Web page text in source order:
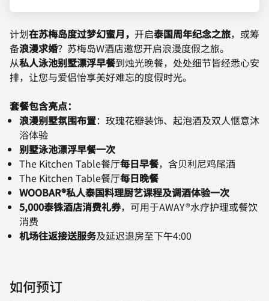
计划在苏梅岛度过梦幻蜜月， 开启泰国周年纪念之旅，或筹
备浪漫求婚？苏梅岛W酒店邀您开启浪漫度假之旅。
从私人泳池别墅漂浮早餐到烛光晚餐，处处细节皆经悉心安
排，让您与爱侣怡享美好难忘的度假时光。
套餐包含亮点：
浪漫别墅氛围布置：玫瑰花瓣装饰、起泡酒及双人惬意沐
浴体验
别墅泳池漂浮早餐一次
The Kitchen Table餐厅每日早餐，含贝利尼鸡尾酒
The Kitchen Table餐厅每日晚餐
WOOBAR®私人泰国料理厨艺课程及调酒体验一次
5,000泰铢酒店消费礼券，可用于AWAY®水疗护理或餐饮
消费
机场往返接送服务及延迟退房至下午4:00
如何预订